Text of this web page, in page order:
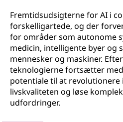
Fremtidsudsigterne for AI i
forskelligartede, og der
for områder som autonome
medicin, intelligente byer og
mennesker og maskiner.
teknologierne fortsætter
potentiale til at
livskvaliteten og løse
udfordringer.